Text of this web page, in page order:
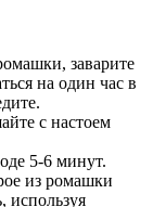
заварите
на один час в
с настоем
5-6 минут.
из ромашки
используя